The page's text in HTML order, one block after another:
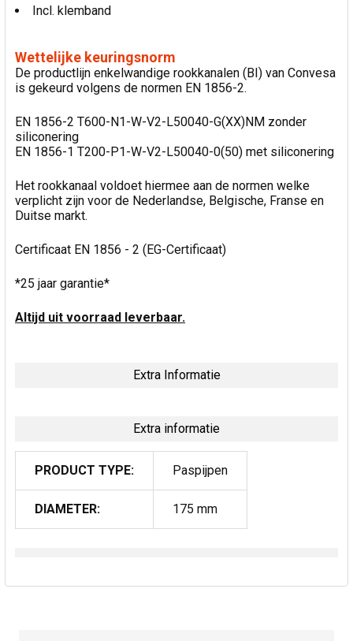
Incl. klemband
Wettelijke keuringsnorm
De productlijn enkelwandige rookkanalen (BI) van Convesa
is gekeurd volgens de normen EN 1856-2.
EN 1856-2 T600-N1-W-V2-L50040-G(XX)NM zonder
siliconering
EN 1856-1 T200-P1-W-V2-L50040-0(50) met siliconering
Het rookkanaal voldoet hiermee aan de normen welke
verplicht zijn voor de Nederlandse, Belgische, Franse en
Duitse markt.
Certificaat EN 1856 - 2 (EG-Certificaat)
*25 jaar garantie*
Altijd uit voorraad leverbaar.
Extra Informatie
Extra informatie
PRODUCT TYPE: Paspijpen
DIAMETER: 175 mm